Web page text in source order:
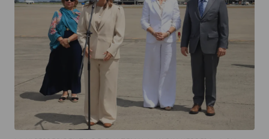
LA VICEPRESIDENTA DE GUATEMALA, KARIN HERRERA, A SU
LLEGADA A CALI, COLOMBIA, PARA PARTICIPAR EN